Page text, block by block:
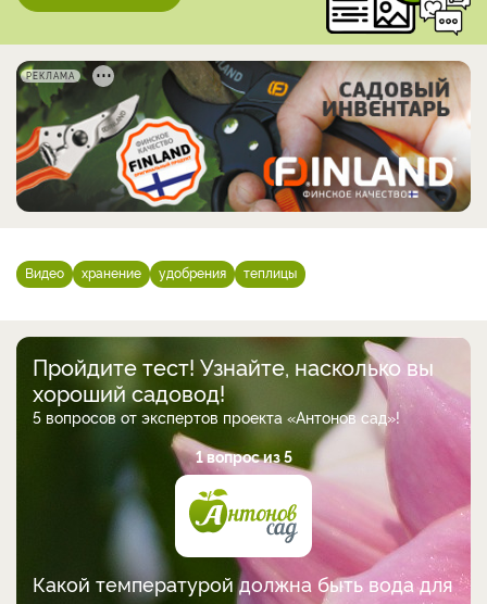
РЕКЛАМА
Видео хранение удобрения теплицы
Пройдите тест! Узнайте, насколько вы
хороший садовод!
5 вопросов от экспертов проекта «Антонов сад»!
1 вопрос из 5
Какой температурой должна быть вода для